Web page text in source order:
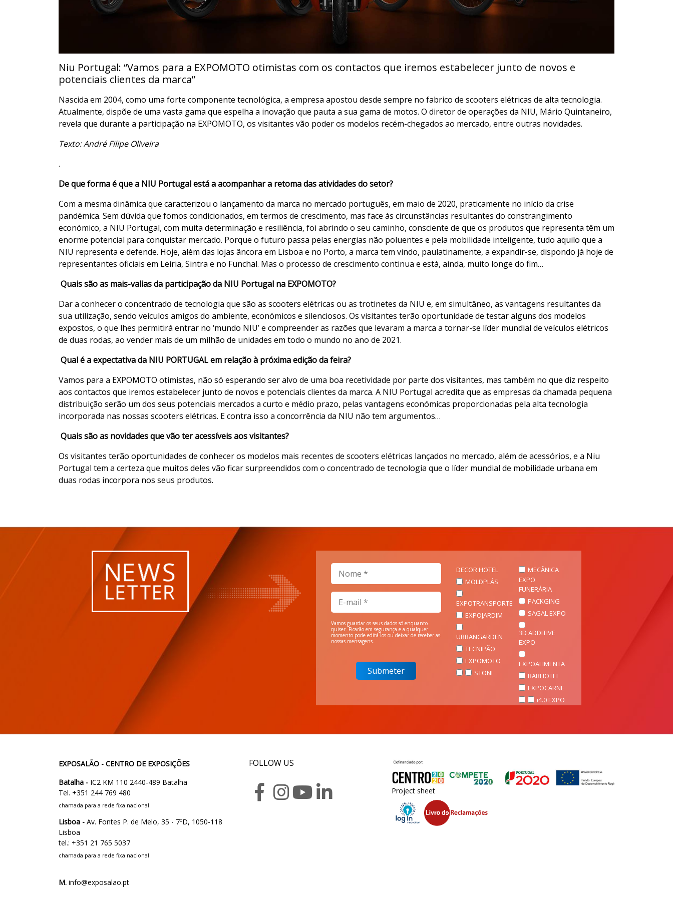
Niu Portugal: “Vamos para a EXPOMOTO otimistas com os contactos que iremos estabelecer junto de novos e
potenciais clientes da marca”
Nascida em 2004, como uma forte componente tecnológica, a empresa apostou desde sempre no fabrico de scooters elétricas de alta tecnologia.
Atualmente, dispõe de uma vasta gama que espelha a inovação que pauta a sua gama de motos. O diretor de operações da NIU, Mário Quintaneiro,
revela que durante a participação na EXPOMOTO, os visitantes vão poder os modelos recém-chegados ao mercado, entre outras novidades.
Texto: André Filipe Oliveira
.
De que forma é que a NIU Portugal está a acompanhar a retoma das atividades do setor?
Com a mesma dinâmica que caracterizou o lançamento da marca no mercado português, em maio de 2020, praticamente no início da crise
pandémica. Sem dúvida que fomos condicionados, em termos de crescimento, mas face às circunstâncias resultantes do constrangimento
económico, a NIU Portugal, com muita determinação e resiliência, foi abrindo o seu caminho, consciente de que os produtos que representa têm um
enorme potencial para conquistar mercado. Porque o futuro passa pelas energias não poluentes e pela mobilidade inteligente, tudo aquilo que a
NIU representa e defende. Hoje, além das lojas âncora em Lisboa e no Porto, a marca tem vindo, paulatinamente, a expandir-se, dispondo já hoje de
representantes oficiais em Leiria, Sintra e no Funchal. Mas o processo de crescimento continua e está, ainda, muito longe do fim…
Quais são as mais-valias da participação da NIU Portugal na EXPOMOTO?
Dar a conhecer o concentrado de tecnologia que são as scooters elétricas ou as trotinetes da NIU e, em simultâneo, as vantagens resultantes da
sua utilização, sendo veículos amigos do ambiente, económicos e silenciosos. Os visitantes terão oportunidade de testar alguns dos modelos
expostos, o que lhes permitirá entrar no ‘mundo NIU’ e compreender as razões que levaram a marca a tornar-se líder mundial de veículos elétricos
de duas rodas, ao vender mais de um milhão de unidades em todo o mundo no ano de 2021.
Qual é a expectativa da NIU PORTUGAL em relação à próxima edição da feira?
Vamos para a EXPOMOTO otimistas, não só esperando ser alvo de uma boa recetividade por parte dos visitantes, mas também no que diz respeito
aos contactos que iremos estabelecer junto de novos e potenciais clientes da marca. A NIU Portugal acredita que as empresas da chamada pequena
distribuição serão um dos seus potenciais mercados a curto e médio prazo, pelas vantagens económicas proporcionadas pela alta tecnologia
incorporada nas nossas scooters elétricas. E contra isso a concorrência da NIU não tem argumentos…
Quais são as novidades que vão ter acessíveis aos visitantes?
Os visitantes terão oportunidades de conhecer os modelos mais recentes de scooters elétricas lançados no mercado, além de acessórios, e a Niu
Portugal tem a certeza que muitos deles vão ficar surpreendidos com o concentrado de tecnologia que o líder mundial de mobilidade urbana em
duas rodas incorpora nos seus produtos.
Vamos guardar os seus dados só enquanto
quiser. Ficarão em segurança e a qualquer
momento pode editá-los ou deixar de receber as
nossas mensagens.
DECOR HOTEL
MOLDPLÁS
EXPOTRANSPORTE
EXPOJARDIM
URBANGARDEN
TECNIPÃO
EXPOMOTO
STONE
MECÂNICA
EXPO
FUNERÁRIA
PACKGING
SAGAL EXPO
3D ADDITIVE
EXPO
EXPOALIMENTA
BARHOTEL
EXPOCARNE
i4.0 EXPO
EXPOSALÃO - CENTRO DE EXPOSIÇÕES
Batalha - IC2 KM 110 2440-489 Batalha
Tel. +351 244 769 480
chamada para a rede fixa nacional
Lisboa - Av. Fontes P. de Melo, 35 - 7ºD, 1050-118
Lisboa
tel.: +351 21 765 5037
chamada para a rede fixa nacional
M. info@exposalao.pt
FOLLOW US
Project sheet